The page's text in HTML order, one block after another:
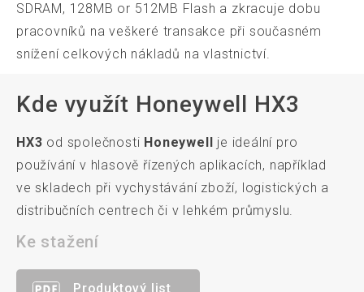
SDRAM, 128MB or 512MB Flash a zkracuje dobu
pracovníků na veškeré transakce při současném
snížení celkových nákladů na vlastnictví.
Kde využít Honeywell HX3
HX3 od společnosti Honeywell je ideální pro
používání v hlasově řízených aplikacích, například
ve skladech při vychystávání zboží, logistických a
distribučních centrech či v lehkém průmyslu.
Ke stažení
Produktový list